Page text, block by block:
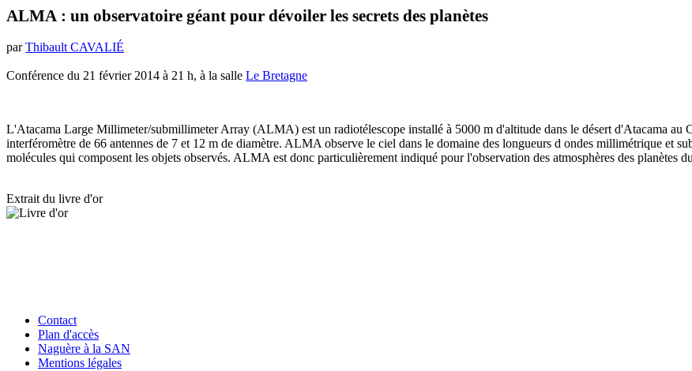
ALMA : un observatoire géant pour dévoiler les secrets des planètes
parThibault CAVALIÉ
Conférence du 21 février 2014 à 21 h, à la salle Le Bretagne
L'Atacama Large Millimeter/submillimeter Array (ALMA) est un radiotélescope installé à 5000 m d'altitude dans le désert d'Atacama au
interféromètre de 66 antennes de 7 et 12 m de diamètre. ALMA observe le ciel dans le domaine des longueurs d ondes millimétrique et
molécules qui composent les objets observés. ALMA est donc particulièrement indiqué pour l'observation des atmosphères des planètes
Extrait du livre d'or
Contact
Plan d'accès
Naguère à la SAN
Mentions légales